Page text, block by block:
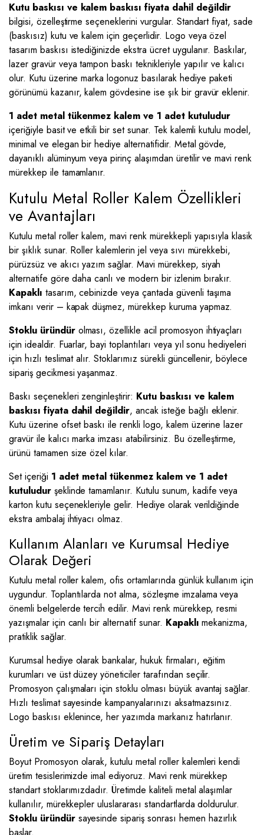
Kutu baskısı ve kalem baskısı fiyata dahil değildir
bilgisi, özelleştirme seçeneklerini vurgular. Standart fiyat, sade
(baskısız) kutu ve kalem için geçerlidir. Logo veya özel
tasarım baskısı istediğinizde ekstra ücret uygulanır. Baskılar,
lazer gravür veya tampon baskı teknikleriyle yapılır ve kalıcı
olur. Kutu üzerine marka logonuz basılarak hediye paketi
görünümü kazanır, kalem gövdesine ise şık bir gravür eklenir.
1 adet metal tükenmez kalem ve 1 adet kutuludur
içeriğiyle basit ve etkili bir set sunar. Tek kalemli kutulu model,
minimal ve elegan bir hediye alternatifidir. Metal gövde,
dayanıklı alüminyum veya pirinç alaşımdan üretilir ve mavi renk
mürekkep ile tamamlanır.
Kutulu Metal Roller Kalem Özellikleri
ve Avantajları
Kutulu metal roller kalem, mavi renk mürekkepli yapısıyla klasik
bir şıklık sunar. Roller kalemlerin jel veya sıvı mürekkebi,
pürüzsüz ve akıcı yazım sağlar. Mavi mürekkep, siyah
alternatife göre daha canlı ve modern bir izlenim bırakır.
Kapaklı tasarım, cebinizde veya çantada güvenli taşıma
imkanı verir – kapak düşmez, mürekkep kuruma yapmaz.
Stoklu üründürolması, özellikle acil promosyon ihtiyaçları
için idealdir. Fuarlar, bayi toplantıları veya yıl sonu hediyeleri
için hızlı teslimat alır. Stoklarımız sürekli güncellenir, böylece
sipariş gecikmesi yaşanmaz.
Baskı seçenekleri zenginleştirir: Kutu baskısı ve kalem
baskısı fiyata dahil değildir, ancak isteğe bağlı eklenir.
Kutu üzerine ofset baskı ile renkli logo, kalem üzerine lazer
gravür ile kalıcı marka imzası atabilirsiniz. Bu özelleştirme,
ürünü tamamen size özel kılar.
Set içeriği 1 adet metal tükenmez kalem ve 1 adet
kutuludurşeklinde tamamlanır. Kutulu sunum, kadife veya
karton kutu seçenekleriyle gelir. Hediye olarak verildiğinde
ekstra ambalaj ihtiyacı olmaz.
Kullanım Alanları ve Kurumsal Hediye
Olarak Değeri
Kutulu metal roller kalem, ofis ortamlarında günlük kullanım için
uygundur. Toplantılarda not alma, sözleşme imzalama veya
önemli belgelerde tercih edilir. Mavi renk mürekkep, resmi
yazışmalar için canlı bir alternatif sunar. Kapaklı mekanizma,
pratiklik sağlar.
Kurumsal hediye olarak bankalar, hukuk firmaları, eğitim
kurumları ve üst düzey yöneticiler tarafından seçilir.
Promosyon çalışmaları için stoklu olması büyük avantaj sağlar.
Hızlı teslimat sayesinde kampanyalarınızı aksatmazsınız.
Logo baskısı eklenince, her yazımda markanız hatırlanır.
Üretim ve Sipariş Detayları
Boyut Promosyon olarak, kutulu metal roller kalemleri kendi
üretim tesislerimizde imal ediyoruz. Mavi renk mürekkep
standart stoklarımızdadır. Üretimde kaliteli metal alaşımlar
kullanılır, mürekkepler uluslararası standartlarda doldurulur.
Stoklu üründürsayesinde sipariş sonrası hemen hazırlık